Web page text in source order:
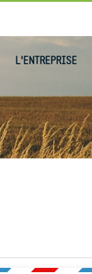
L'ENTREPRISE